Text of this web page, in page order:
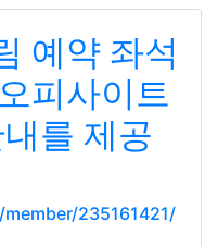
예약 좌석
피사이트
를 제공
235161421/